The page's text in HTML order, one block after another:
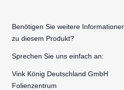
Benötigen Sie weitere
zu diesem Produkt?
Sprechen Sie uns einfach an:
Vink König Deutschland GmbH
Folienzentrum